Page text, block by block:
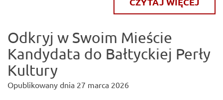
Odkryj w Swoim Mieście
Kandydata do Bałtyckiej Perły
Kultury
Opublikowany dnia 27 marca 2026